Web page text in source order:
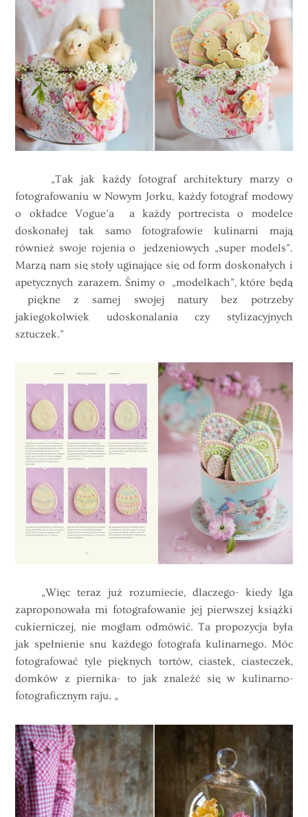
„Tak jak każdy fotograf architektury marzy o
fotografowaniu w Nowym Jorku, każdy fotograf modowy
o okładce Vogue’a a każdy portrecista o modelce
doskonałej tak samo fotografowie kulinarni mają
również swoje rojenia o jedzeniowych „super models”.
Marzą nam się stoły uginające się od form doskonałych i
apetycznych zarazem. Śnimy o „modelkach”, które będą
piękne z samej swojej natury bez potrzeby
jakiegokolwiek udoskonalania czy stylizacyjnych
sztuczek.”
„Więc teraz już rozumiecie, dlaczego- kiedy Iga
zaproponowała mi fotografowanie jej pierwszej książki
cukierniczej, nie mogłam odmówić. Ta propozycja była
jak spełnienie snu każdego fotografa kulinarnego. Móc
fotografować tyle pięknych tortów, ciastek, ciasteczek,
domków z piernika- to jak znaleźć się w kulinarno-
fotograficznym raju. „